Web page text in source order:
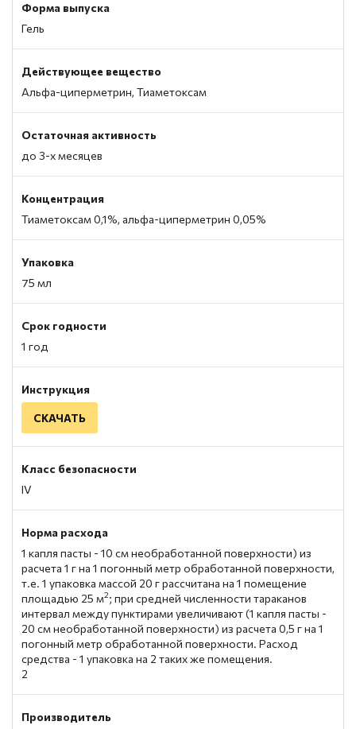
Форма выпуска
Гель
Действующее вещество
Альфа-циперметрин, Тиаметоксам
Остаточная активность
до 3-х месяцев
Концентрация
Тиаметоксам 0,1%, альфа-циперметрин 0,05%
Упаковка
75 мл
Срок годности
1 год
Инструкция
СКАЧАТЬ
Класс безопасности
IV
Норма расхода
1 капля пасты - 10 см необработанной поверхности) из
расчета 1 г на 1 погонный метр обработанной поверхности,
т.е. 1 упаковка массой 20 г рассчитана на 1 помещение
площадью 25 м2; при средней численности тараканов
интервал между пунктирами увеличивают (1 капля пасты -
20 см необработанной поверхности) из расчета 0,5 г на 1
погонный метр обработанной поверхности. Расход
средства - 1 упаковка на 2 таких же помещения.
2
Производитель